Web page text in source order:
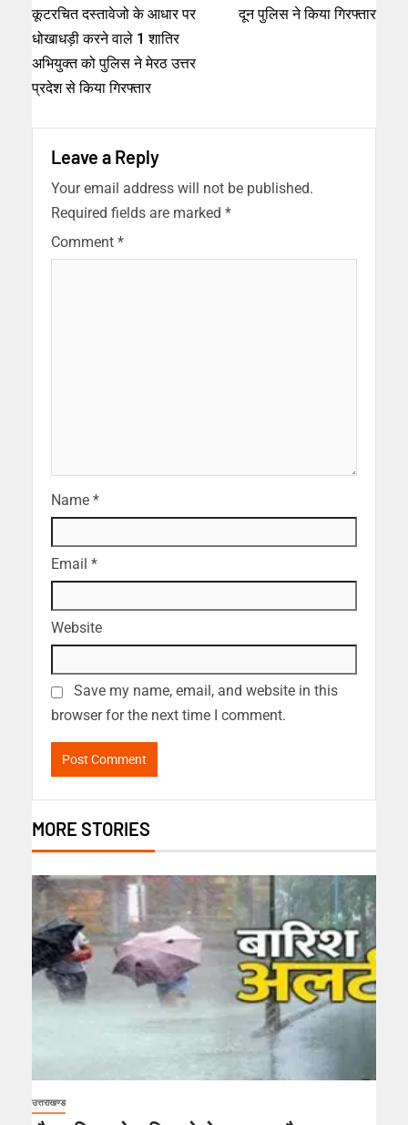
कूटरचित दस्तावेजो के आधार पर
धोखाधड़ी करने वाले 1 शातिर
अभियुक्त को पुलिस ने मेरठ उत्तर
प्रदेश से किया गिरफ्तार
दून पुलिस ने किया गिरफ्तार
Leave a Reply
Your email address will not be published.
Required fields are marked *
Comment *
Name *
Email *
Website
Save my name, email, and website in this
browser for the next time I comment.
MORE STORIES
उत्तराखण्ड